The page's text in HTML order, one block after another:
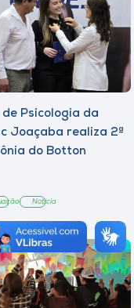
de Psicologia da
Joaçaba realiza 2ª
do Botton
Notícia